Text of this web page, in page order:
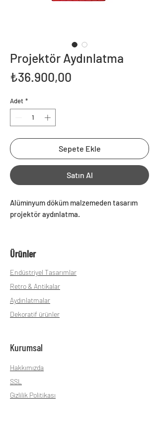
Projektör Aydınlatma
₺36.900,00
Adet *
Sepete Ekle
Satın Al
Alüminyum döküm malzemeden tasarım
projektör aydınlatma.
Ürünler
Endüstriyel Tasarımlar
Retro & Antikalar
Aydınlatmalar
Dekoratif ürünler
Kurumsal
Hakkımızda
SSL
Gizlilik Politikası